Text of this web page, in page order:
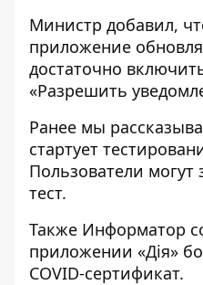
Министр добавил,
приложение
достаточно
«Разрешить
Ранее мы
стартует
Пользователи могут
тест.
Также Информатор
приложении «Дія»
COVID-сертификат.